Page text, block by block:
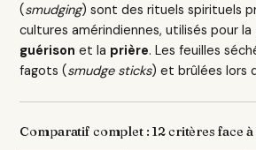
(smudging) sont des rituels spirituels
cultures amérindiennes, utilisés pour la
guérison et la prière. Les feuilles
fagots (smudge sticks) et brûlées lors
Comparatif complet : 12 critères face à